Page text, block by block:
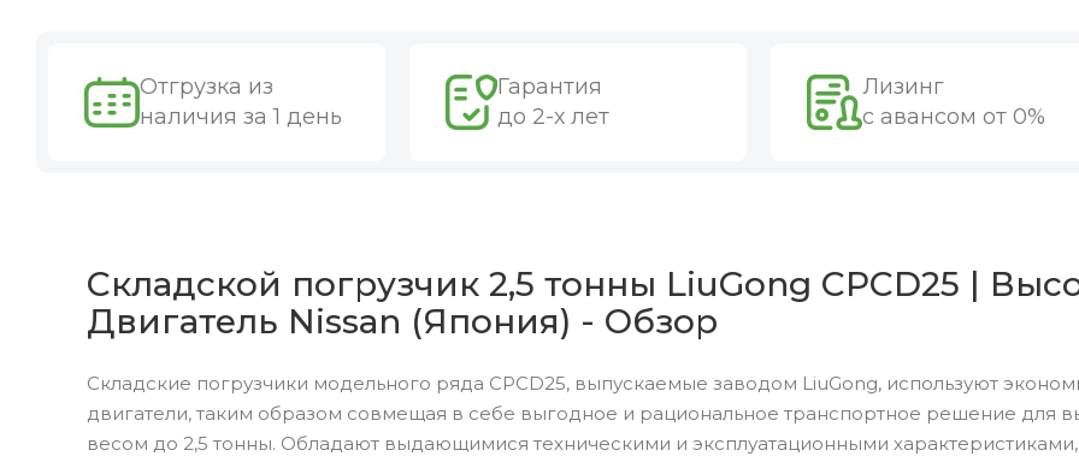
Отгрузка из
наличия за 1 день
Гарантия
до 2-х лет
Лизинг
с авансом от 0%
Складской погрузчик 2,5 тонны LiuGong CPCD25 |
Двигатель Nissan (Япония) - Обзор
Складские погрузчики модельного ряда CPCD25, выпускаемые заводом LiuGong, используют
двигатели, таким образом совмещая в себе выгодное и рациональное транспортное решение для
весом до 2,5 тонны. Обладают выдающимися техническими и эксплуатационными